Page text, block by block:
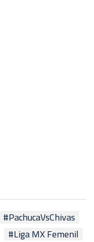
#PachucaVsChivas
#Liga MX Femenil